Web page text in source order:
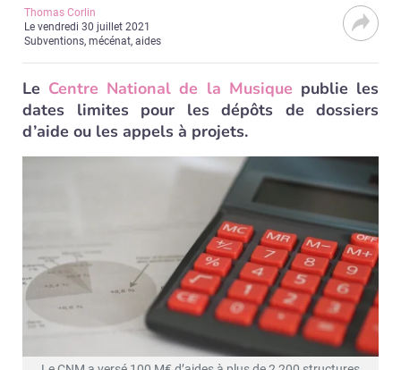
Thomas Corlin
Levendredi 30 juillet 2021
Subventions, mécénat, aides
Le Centre National de la Musique publie les
dates limites pour les dépôts de dossiers
d’aide ou les appels à projets.